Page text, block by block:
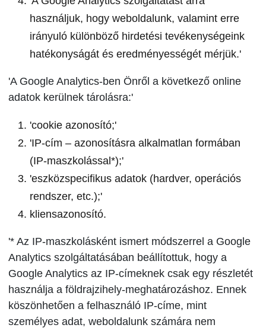
használjuk, hogy weboldalunk, valamint erre
irányuló különböző hirdetési tevékenységeink
hatékonyságát és eredményességét mérjük.'
'A Google Analytics-ben Önről a következő online
adatok kerülnek tárolásra:'
'cookie azonosító;'
'IP-cím – azonosításra alkalmatlan formában
(IP-maszkolással*);'
'eszközspecifikus adatok (hardver, operációs
rendszer, etc.);'
kliensazonosító.
'* Az IP-maszkolásként ismert módszerrel a Google
Analytics szolgáltatásában beállítottuk, hogy a
Google Analytics az IP-címeknek csak egy részletét
használja a földrajzihely-meghatározáshoz. Ennek
köszönhetően a felhasználó IP-címe, mint
személyes adat, weboldalunk számára nem